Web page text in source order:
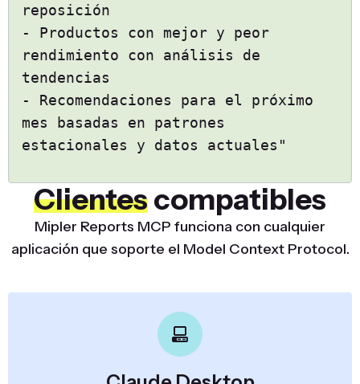
reposición
- Productos con mejor y peor
rendimiento con análisis de
tendencias
- Recomendaciones para el próximo
mes basadas en patrones
estacionales y datos actuales"
Clientescompatibles
Mipler Reports MCP funciona con cualquier
aplicación que soporte el Model Context Protocol.